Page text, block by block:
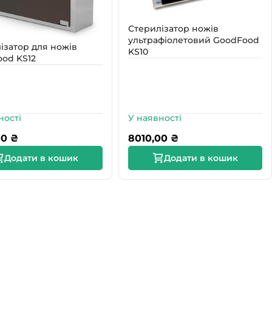
для ножів
KS12
₴
Додати в кошик
Стерилізатор ножів
ультрафіолетовий GoodFood
KS10
У наявності
8010,00 ₴
Додати в кошик